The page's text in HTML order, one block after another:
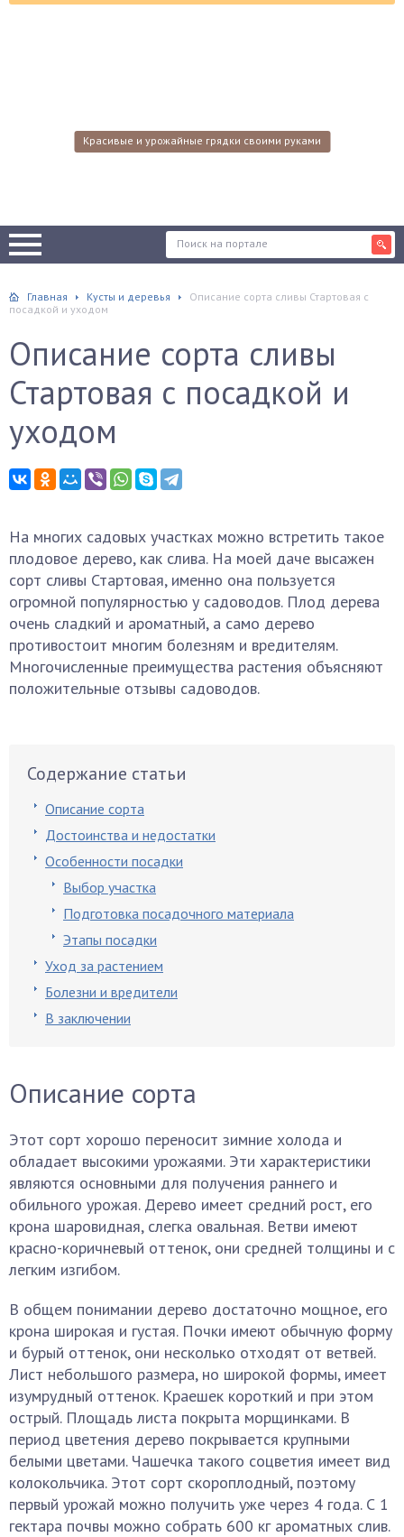
Красивые и урожайные грядки своими руками
Главная Кусты и деревья
Описание сорта сливы Стартовая с
посадкой и уходом
Описание сорта сливы
Стартовая с посадкой и
уходом
На многих садовых участках можно встретить такое
плодовое дерево, как слива. На моей даче высажен
сорт сливы Стартовая, именно она пользуется
огромной популярностью у садоводов. Плод дерева
очень сладкий и ароматный, а само дерево
противостоит многим болезням и вредителям.
Многочисленные преимущества растения объясняют
положительные отзывы садоводов.
Содержание статьи
Описание сорта
Достоинства и недостатки
Особенности посадки
Выбор участка
Подготовка посадочного материала
Этапы посадки
Уход за растением
Болезни и вредители
В заключении
Описание сорта
Этот сорт хорошо переносит зимние холода и
обладает высокими урожаями. Эти характеристики
являются основными для получения раннего и
обильного урожая. Дерево имеет средний рост, его
крона шаровидная, слегка овальная. Ветви имеют
красно-коричневый оттенок, они средней толщины и с
легким изгибом.
В общем понимании дерево достаточно мощное, его
крона широкая и густая. Почки имеют обычную форму
и бурый оттенок, они несколько отходят от ветвей.
Лист небольшого размера, но широкой формы, имеет
изумрудный оттенок. Краешек короткий и при этом
острый. Площадь листа покрыта морщинками. В
период цветения дерево покрывается крупными
белыми цветами. Чашечка такого соцветия имеет вид
колокольчика. Этот сорт скороплодный, поэтому
первый урожай можно получить уже через 4 года. С 1
гектара почвы можно собрать 600 кг ароматных слив.